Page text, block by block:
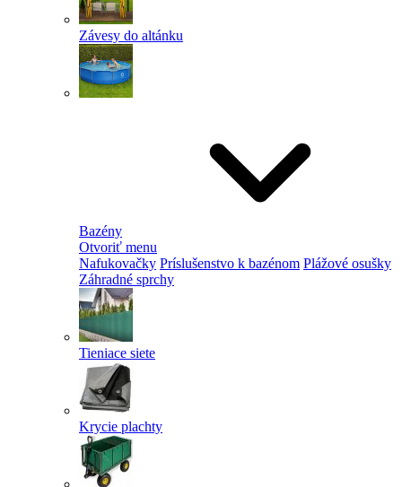
Závesy do altánku
Bazény
Otvoriť menu
Nafukovačky Príslušenstvo k bazénom Plážové osušky
Záhradné sprchy
Tieniace siete
Krycie plachty